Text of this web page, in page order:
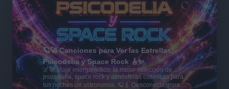
🪐🚀 Canciones para Ver las Estrellas:
Psicodelia y Space Rock 🎸✨
🌌🚀 Viaje intergaláctico: la mejor selección de
psicodelia, space rock y atmósferas cósmicas para
tus noches de astronomía. 🪐🎸 Desconecta, mira